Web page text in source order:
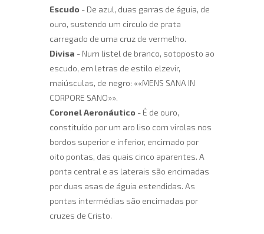
Escudo - De azul, duas garras de águia, de
ouro, sustendo um circulo de prata
carregado de uma cruz de vermelho.
Divisa - Num listel de branco, sotoposto ao
escudo, em letras de estilo elzevir,
maiúsculas, de negro: ««MENS SANA IN
CORPORE SANO»».
Coronel Aeronáutico - É de ouro,
constituído por um aro liso com virolas nos
bordos superior e inferior, encimado por
oito pontas, das quais cinco aparentes. A
ponta central e as laterais são encimadas
por duas asas de águia estendidas. As
pontas intermédias são encimadas por
cruzes de Cristo.